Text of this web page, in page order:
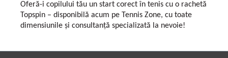
Oferă-i copilului tău un start corect în tenis cu o rachetă
Topspin – disponibilă acum pe Tennis Zone, cu toate
dimensiunile și consultanță specializată la nevoie!